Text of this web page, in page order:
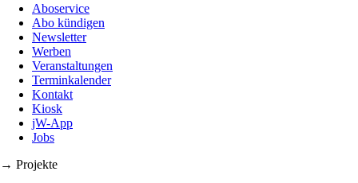
Aboservice
Abo kündigen
Newsletter
Werben
Veranstaltungen
Terminkalender
Kontakt
Kiosk
jW-App
Jobs
→ Projekte